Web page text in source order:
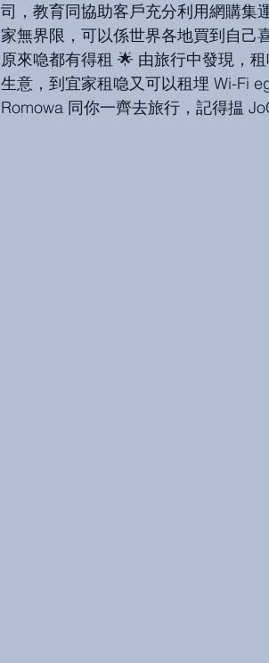
司，教育同協助客戶充分利用網購集
家無界限，可以係世界各地買到自
原來喼都有得租 🌟 由旅行中發現，
生意，到宜家租喼又可以租埋 Wi-Fi
Romowa 同你一齊去旅行，記得揾